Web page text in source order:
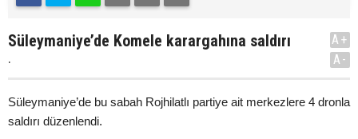
Süleymaniye’de Komele karargahına saldırı
.
A+
A-
Süleymaniye’de bu sabah Rojhilatlı partiye ait merkezlere 4 dronla
saldırı düzenlendi.